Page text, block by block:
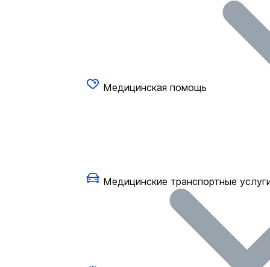
Медицинская помощь
Медицинские транспортные